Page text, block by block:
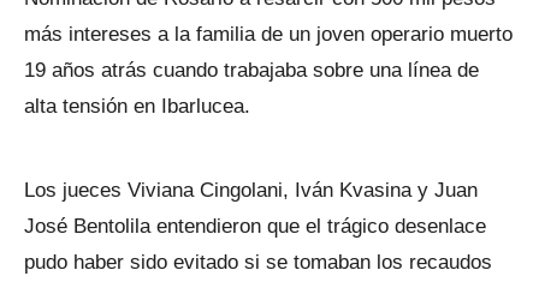
más intereses a la familia de un joven operario muerto
19 años atrás cuando trabajaba sobre una línea de
alta tensión en Ibarlucea.
Los jueces Viviana Cingolani, Iván Kvasina y Juan
José Bentolila entendieron que el trágico desenlace
pudo haber sido evitado si se tomaban los recaudos